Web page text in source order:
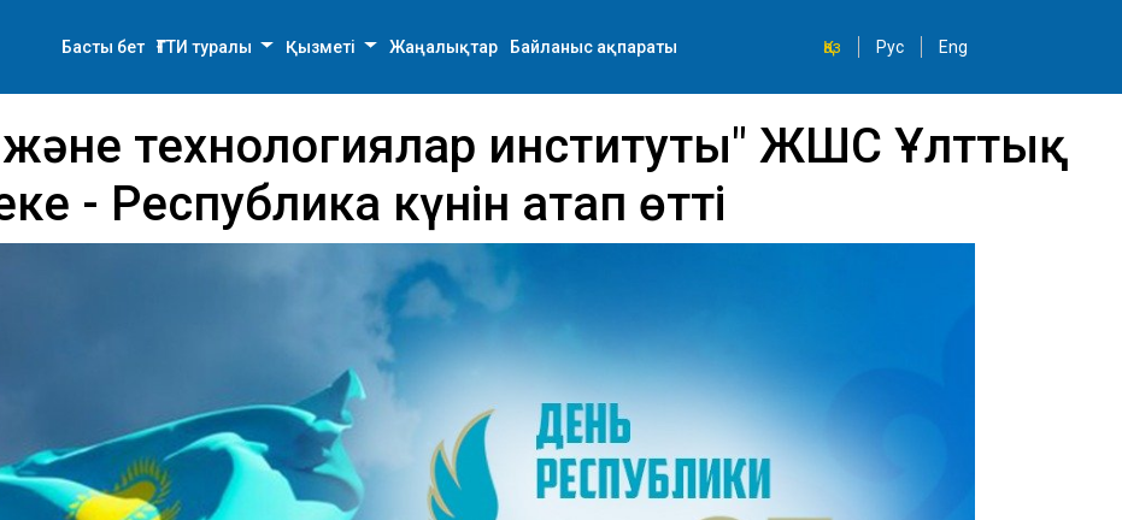
Басты бет ҒТТИ туралы Қызметі Жаңалықтар Байланыс ақпараты Қаз Рус Eng
технологиялар институты" ЖШС Ұлттық
- Республика күнін атап өтті